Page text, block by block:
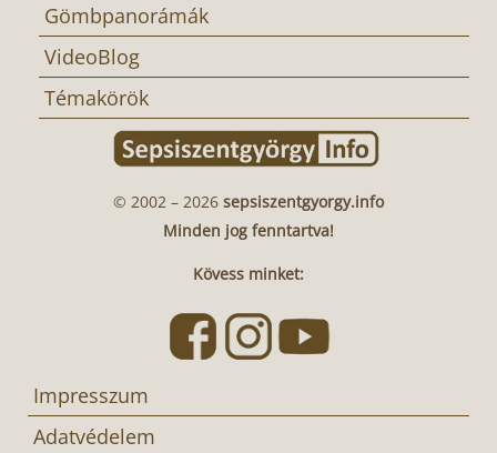
Gömbpanorámák
VideoBlog
Témakörök
© 2002 – 2026 sepsiszentgyorgy.info
Minden jog fenntartva!
Kövess minket:
Impresszum
Adatvédelem